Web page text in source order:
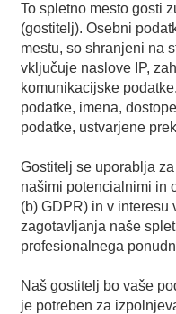
To spletno mesto gosti
(gostitelj). Osebni
mestu, so shranjeni na
vključuje naslove IP,
komunikacijske
podatke, imena,
podatke, ustvarjene
Gostitelj se uporablja
našimi potencialnimi in
(b) GDPR) in v interesu
zagotavljanja naše
profesionalnega
Naš gostitelj bo vaše
je potreben za